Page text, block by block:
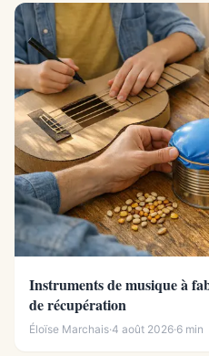
Instruments de musique à
de récupération
Éloïse Marchais·4 août 2026·6 min